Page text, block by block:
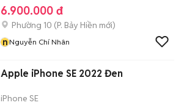
6.900.000 đ
Phường 10 (P. Bảy Hiền mới)
nNguyễn Chí Nhân
Apple iPhone SE 2022 Đen
iPhone SE